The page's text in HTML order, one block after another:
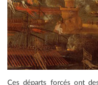
Ces départs forcés ont